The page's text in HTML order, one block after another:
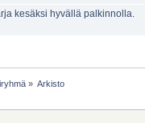
kesäksi hyvällä palkinnolla.
» Arkisto